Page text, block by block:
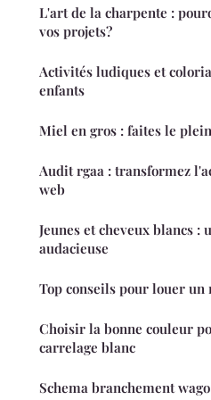
L'art de la charpente :
vos projets?
Activités ludiques et
enfants
Miel en gros : faites le
Audit rgaa : transformez
web
Jeunes et cheveux blancs :
audacieuse
Top conseils pour louer un
Choisir la bonne couleur
carrelage blanc
Schema branchement